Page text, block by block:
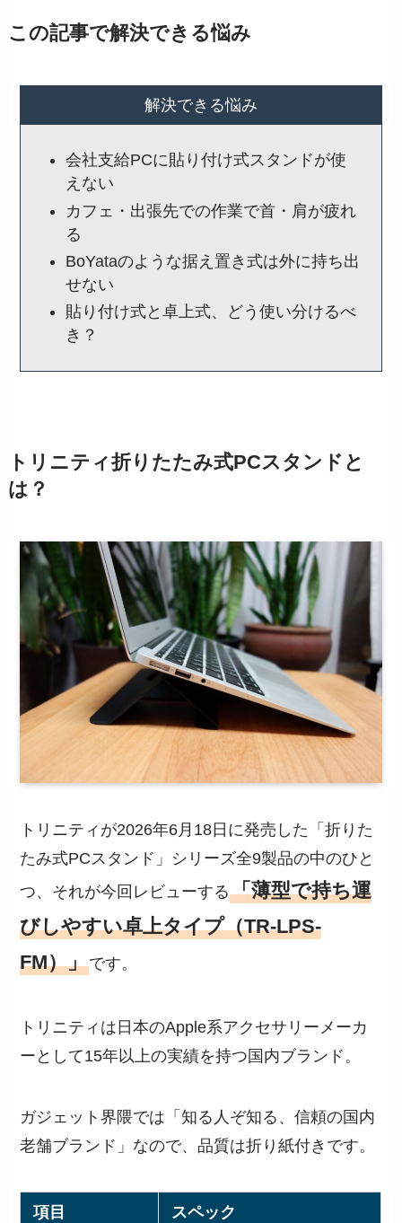
この記事で解決できる悩み
解決できる悩み
会社支給PCに貼り付け式スタンドが使
えない
カフェ・出張先での作業で首・肩が疲れ
る
BoYataのような据え置き式は外に持ち出
せない
貼り付け式と卓上式、どう使い分けるべ
き？
トリニティ折りたたみ式PCスタンドと
は？
トリニティが2026年6月18日に発売した「折りた
たみ式PCスタンド」シリーズ全9製品の中のひと
つ、それが今回レビューする「薄型で持ち運
びしやすい卓上タイプ（TR-LPS-
FM）」です。
トリニティは日本のApple系アクセサリーメーカ
ーとして15年以上の実績を持つ国内ブランド。
ガジェット界隈では「知る人ぞ知る、信頼の国内
老舗ブランド」なので、品質は折り紙付きです。
項目 スペック